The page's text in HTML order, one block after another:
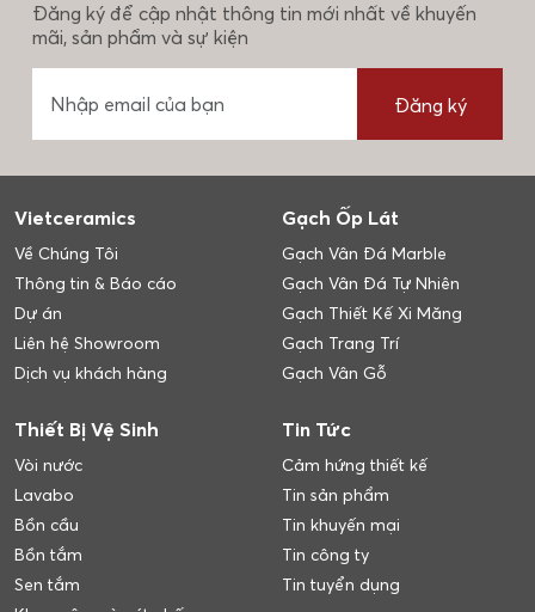
Đăng ký để cập nhật thông tin mới nhất về khuyến
mãi, sản phẩm và sự kiện
Đăng ký
Vietceramics
Về Chúng Tôi
Thông tin & Báo cáo
Dự án
Liên hệ Showroom
Dịch vụ khách hàng
Gạch Ốp Lát
Gạch Vân Đá Marble
Gạch Vân Đá Tự Nhiên
Gạch Thiết Kế Xi Măng
Gạch Trang Trí
Gạch Vân Gỗ
Thiết Bị Vệ Sinh
Vòi nước
Lavabo
Bồn cầu
Bồn tắm
Sen tắm
Tin Tức
Cảm hứng thiết kế
Tin sản phẩm
Tin khuyến mại
Tin công ty
Tin tuyển dụng